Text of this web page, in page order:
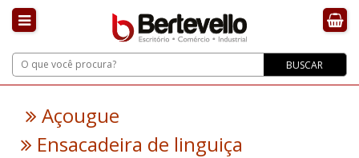
BUSCAR
Açougue
Ensacadeira de linguiça